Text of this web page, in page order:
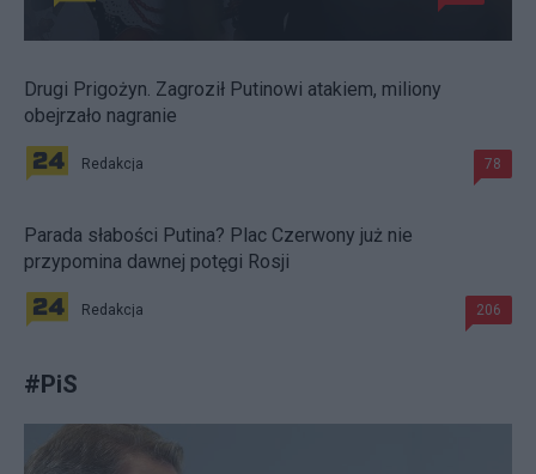
Drugi Prigożyn. Zagroził Putinowi atakiem, miliony
obejrzało nagranie
Redakcja 78
Parada słabości Putina? Plac Czerwony już nie
przypomina dawnej potęgi Rosji
Redakcja 206
#PiS